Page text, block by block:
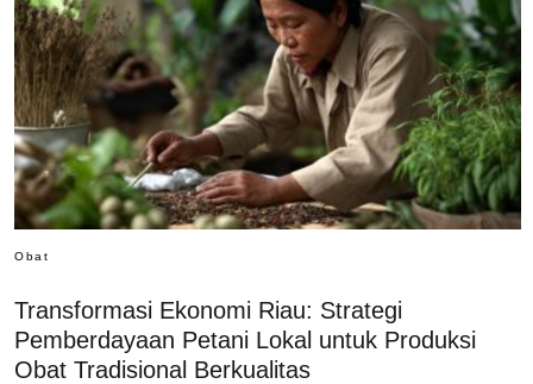
Obat
Transformasi Ekonomi Riau: Strategi
Pemberdayaan Petani Lokal untuk Produksi
Obat Tradisional Berkualitas